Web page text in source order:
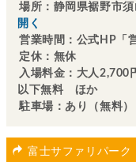
場所：静岡県裾野市
開く
営業時間：公式HP「
定休：無休
入場料金：大人2,700
以下無料 ほか
駐車場：あり（無料）
富士サファリパー